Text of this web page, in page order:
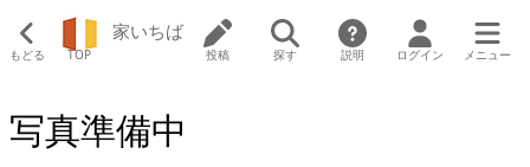
もどる TOP
家いちば
投稿 探す 説明 ログイン メニュー
写真準備中